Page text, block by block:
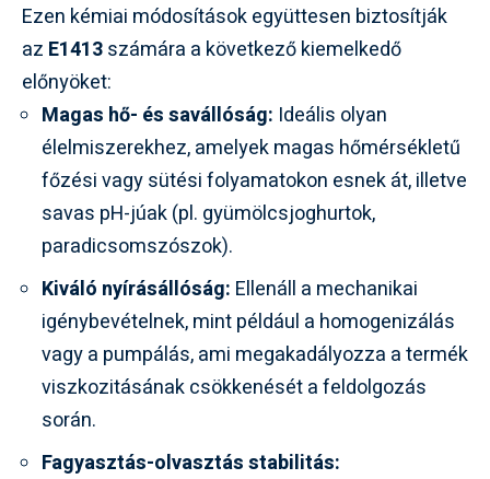
Ezen kémiai módosítások együttesen biztosítják
az E1413számára a következő kiemelkedő
előnyöket:
Magas hő- és savállóság: Ideális olyan
élelmiszerekhez, amelyek magas hőmérsékletű
főzési vagy sütési folyamatokon esnek át, illetve
savas pH-júak (pl. gyümölcsjoghurtok,
paradicsomszószok).
Kiváló nyírásállóság: Ellenáll a mechanikai
igénybevételnek, mint például a homogenizálás
vagy a pumpálás, ami megakadályozza a termék
viszkozitásának csökkenését a feldolgozás
során.
Fagyasztás-olvasztás stabilitás: